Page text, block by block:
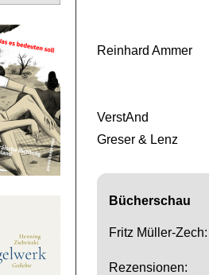
Reinhard Ammer
VerstAnd
Greser & Lenz
Bücherschau
Fritz Müller-Zech:
Rezensionen: